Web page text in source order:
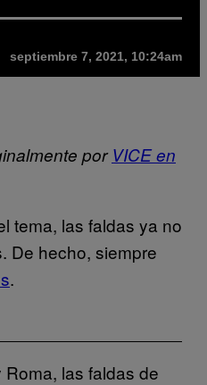
septiembre 7, 2021, 10:24am
porVICE en
tema, las faldas ya no
De hecho, siempre
.
las faldas de